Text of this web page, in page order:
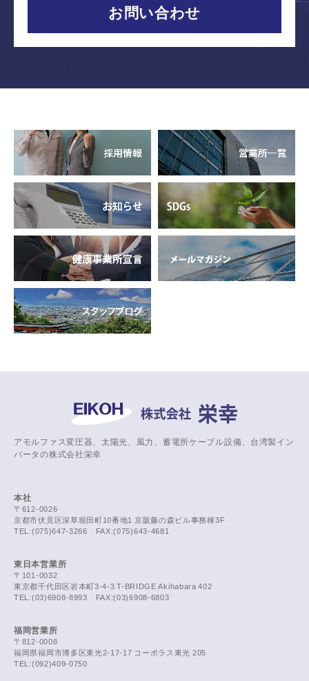
お問い合わせ
アモルファス変圧器、太陽光、風力、蓄電所ケーブル設備、台湾製イン
バータの株式会社栄幸
本社
〒612-0026
京都市伏見区深草堀田町10番地1 京阪藤の森ビル事務棟3F
TEL:(075)647-3266 FAX:(075)643-4681
東日本営業所
〒101-0032
東京都千代田区岩本町3-4-3 T-BRIDGE Akihabara 402
TEL:(03)6908-8993 FAX:(03)6908-6803
福岡営業所
〒812-0008
福岡県福岡市博多区東光2-17-17 コーポラス東光 205
TEL:(092)409-0750